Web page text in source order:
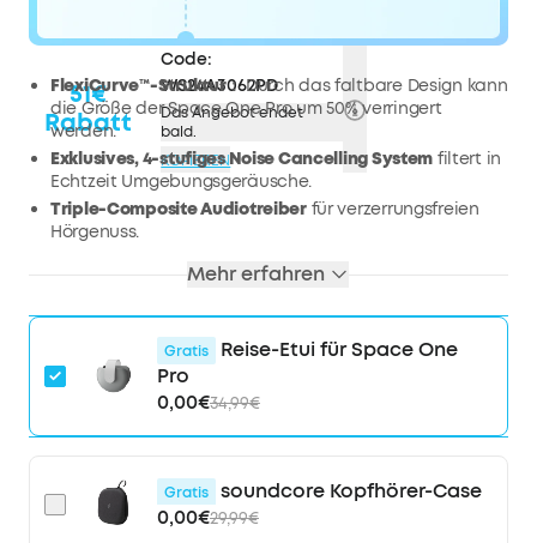
51€
Rabatt
Code:
WS24A3062PD
Das Angebot endet
bald.
KOPIEREN
FlexiCurve™-Struktur：Durch das faltbare Design kann
die Größe der Space One Pro um 50% verringert
werden.
Exklusives, 4-stufiges Noise Cancelling System filtert in
Echtzeit Umgebungsgeräusche.
Triple-Composite Audiotreiberfür verzerrungsfreien
Hörgenuss.
40h mit ANC, 60h ohne ANC. Ultra-
schnelles laden 5 Min. = 8 Std.
Tragekomfort für den ganzen Tag:Durch
druckentlastenden Kopfbügel und weiche
Ohrmuscheln genießt du deine Musik länger.
Mehr erfahren
Gratis
Reise-Etui für Space One
Pro
0,00€34,99€
Gratis
soundcore Kopfhörer-Case
0,00€29,99€